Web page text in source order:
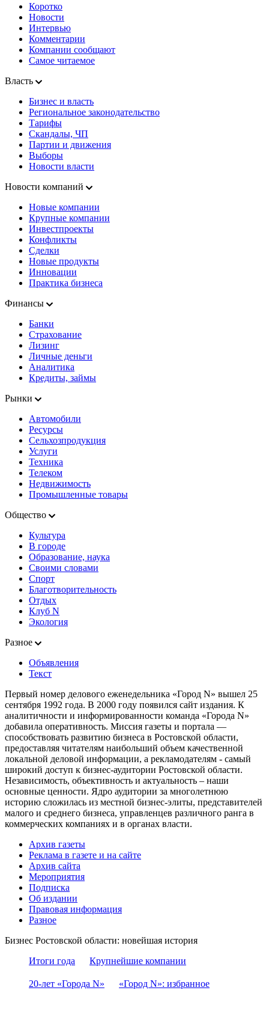
Коротко
Новости
Интервью
Комментарии
Компании сообщают
Самое читаемое
Власть
Бизнес и власть
Региональное законодательство
Тарифы
Скандалы, ЧП
Партии и движения
Выборы
Новости власти
Новости компаний
Новые компании
Крупные компании
Инвестпроекты
Конфликты
Сделки
Новые продукты
Инновации
Практика бизнеса
Финансы
Банки
Страхование
Лизинг
Личные деньги
Аналитика
Кредиты, займы
Рынки
Автомобили
Ресурсы
Сельхозпродукция
Услуги
Техника
Телеком
Недвижимость
Промышленные товары
Общество
Культура
В городе
Образование, наука
Своими словами
Спорт
Благотворительность
Отдых
Клуб N
Экология
Разное
Объявления
Текст
Первый номер делового еженедельника «Город N» вышел 25
сентября 1992 года. В 2000 году появился сайт издания. К
аналитичности и информированности команда «Города N»
добавила оперативность. Миссия газеты и портала —
способствовать развитию бизнеса в Ростовской области,
предоставляя читателям наибольший объем качественной
локальной деловой информации, а рекламодателям - самый
широкий доступ к бизнес-аудитории Ростовской области.
Независимость, объективность и актуальность – наши
основные ценности. Ядро аудитории за многолетнюю
историю сложилась из местной бизнес-элиты, представителей
малого и среднего бизнеса, управленцев различного ранга в
коммерческих компаниях и в органах власти.
Архив газеты
Реклама в газете и на сайте
Архив сайта
Мероприятия
Подписка
Об издании
Правовая информация
Разное
Бизнес Ростовской области: новейшая история
Итоги года
Крупнейшие компании
20-лет «Города N» «Город N»: избранное